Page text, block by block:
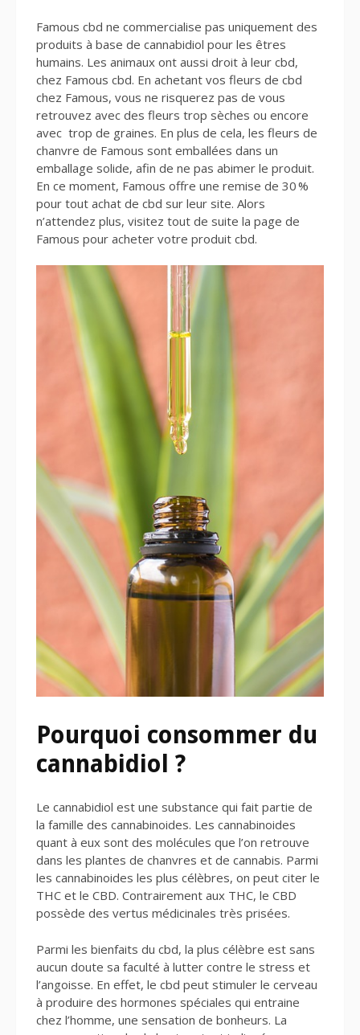
Famous cbd ne commercialise pas uniquement des
produits à base de cannabidiol pour les êtres
humains. Les animaux ont aussi droit à leur cbd,
chez Famous cbd. En achetant vos fleurs de cbd
chez Famous, vous ne risquerez pas de vous
retrouvez avec des fleurs trop sèches ou encore
avec trop de graines. En plus de cela, les fleurs de
chanvre de Famous sont emballées dans un
emballage solide, afin de ne pas abimer le produit.
En ce moment, Famous offre une remise de 30 %
pour tout achat de cbd sur leur site. Alors
n’attendez plus, visitez tout de suite la page de
Famous pour acheter votre produit cbd.
Pourquoi consommer du
cannabidiol ?
Le cannabidiol est une substance qui fait partie de
la famille des cannabinoides. Les cannabinoides
quant à eux sont des molécules que l’on retrouve
dans les plantes de chanvres et de cannabis. Parmi
les cannabinoides les plus célèbres, on peut citer le
THC et le CBD. Contrairement aux THC, le CBD
possède des vertus médicinales très prisées.
Parmi les bienfaits du cbd, la plus célèbre est sans
aucun doute sa faculté à lutter contre le stress et
l’angoisse. En effet, le cbd peut stimuler le cerveau
à produire des hormones spéciales qui entraine
chez l’homme, une sensation de bonheurs. La